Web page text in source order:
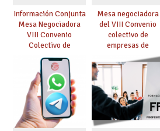
Información Conjunta
Mesa Negociadora
VIII Convenio
Colectivo de
Enseñanza
Concertada
Mesa negociadora
del VIII Convenio
colectivo de
empresas de
enseñanza privada
sostenidas total o
parcialmente con
fondos públicos